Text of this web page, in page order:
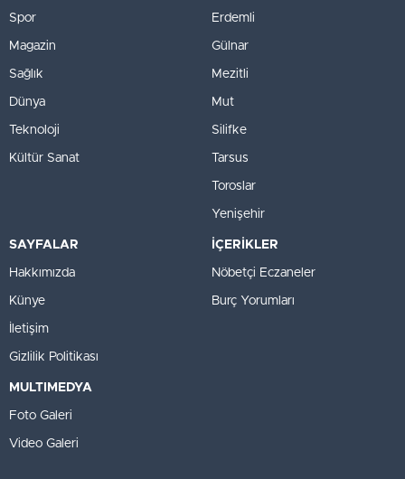
Spor
Magazin
Sağlık
Dünya
Teknoloji
Kültür Sanat
Erdemli
Gülnar
Mezitli
Mut
Silifke
Tarsus
Toroslar
Yenişehir
SAYFALAR
Hakkımızda
Künye
İletişim
Gizlilik Politikası
İÇERİKLER
Nöbetçi Eczaneler
Burç Yorumları
MULTIMEDYA
Foto Galeri
Video Galeri